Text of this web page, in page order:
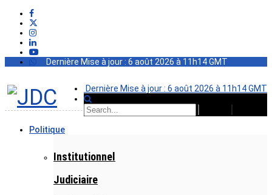
Dernière Mise à jour : 6 août 2026 à 11h14 GMT
Dernière Mise à jour : 6 août 2026 à 11h14 GMT
Politique
Institutionnel
Judiciaire